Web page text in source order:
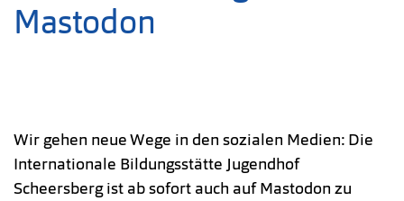
Mastodon
Wir gehen neue Wege in den sozialen Medien: Die
Internationale Bildungsstätte Jugendhof
Scheersberg ist ab sofort auch auf Mastodon zu